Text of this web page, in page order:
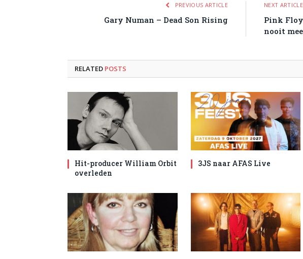
PREVIOUS ARTICLE
Gary Numan – Dead Son Rising
NEXT ARTICLE
Pink
nooit
RELATED POSTS
Hit-producer William Orbit
overleden
3JS naar AFAS Live